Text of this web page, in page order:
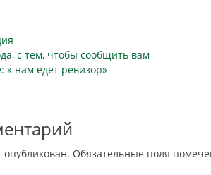
ведомств. Одной из
с тем, чтобы сообщить вам
к нам едет ревизор»
Обязательные поля